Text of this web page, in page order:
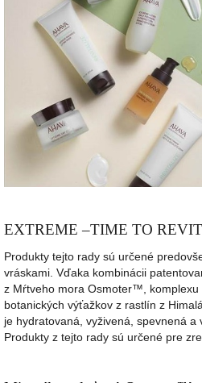
EXTREME –TIME TO
Produkty tejto rady sú určené
vráskami. Vďaka kombinácii
z Mŕtveho mora Osmoter™,
botanických výťažkov z rastlín z
je hydratovaná, vyživená, spevnená a
Produkty z tejto rady sú určené pre